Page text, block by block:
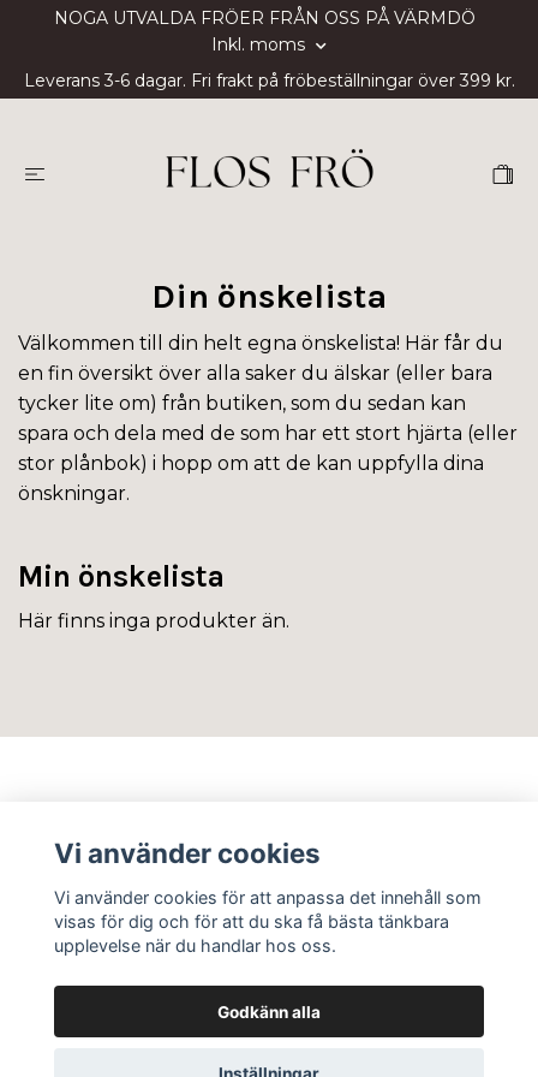
NOGA UTVALDA FRÖER FRÅN OSS PÅ VÄRMDÖ
Inkl. moms
Leverans 3-6 dagar. Fri frakt på fröbeställningar över 399 kr.
Din önskelista
Välkommen till din helt egna önskelista! Här får du
en fin översikt över alla saker du älskar (eller bara
tycker lite om) från butiken, som du sedan kan
spara och dela med de som har ett stort hjärta (eller
stor plånbok) i hopp om att de kan uppfylla dina
önskningar.
Min önskelista
Här finns inga produkter än.
Sociala medier
© 2026 Flos Frö AB
Vi använder cookies
Vi använder cookies för att anpassa det innehåll som
visas för dig och för att du ska få bästa tänkbara
upplevelse när du handlar hos oss.
Godkänn alla